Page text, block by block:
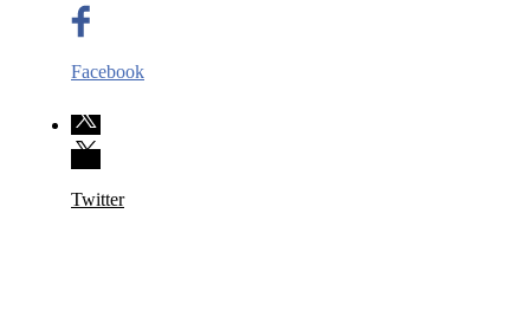
Facebook
Twitter